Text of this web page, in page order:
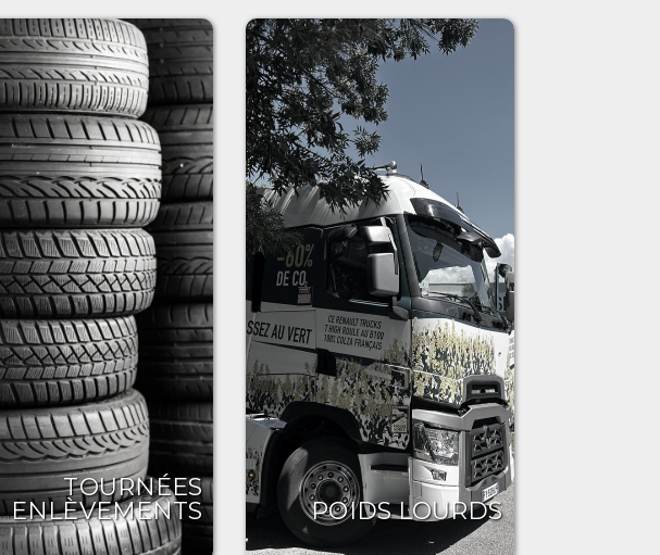
TOURNÉES
ENLÈVEMENTS
POIDS LOURDS